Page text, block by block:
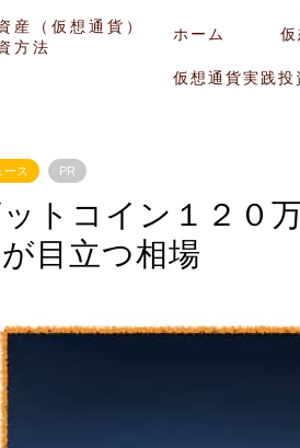
産（仮想通貨）
方法
ホーム
仮想通貨実践投
ース PR
ットコイン１２０
目立つ相場